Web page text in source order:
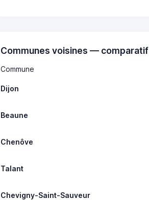
Communes voisines — comparatif
Commune
Dijon
Beaune
Chenôve
Talant
Chevigny-Saint-Sauveur